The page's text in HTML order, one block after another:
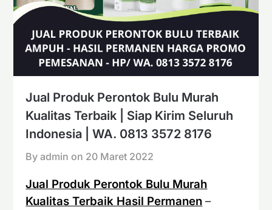
Jual Produk Perontok Bulu Murah
Kualitas Terbaik | Siap Kirim Seluruh
Indonesia | WA. 0813 3572 8176
By admin on 20 Maret 2022
Jual Produk Perontok Bulu Murah
Kualitas Terbaik Hasil Permanen –